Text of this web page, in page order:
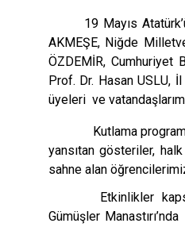
19 Mayıs
AKMEŞE, Niğde
ÖZDEMİR, Cumhuriyet
Prof. Dr. Hasan USLU,
üyeleri ve
Kutlama
yansıtan gösteriler,
sahne alan
Etkinlikler
Gümüşler